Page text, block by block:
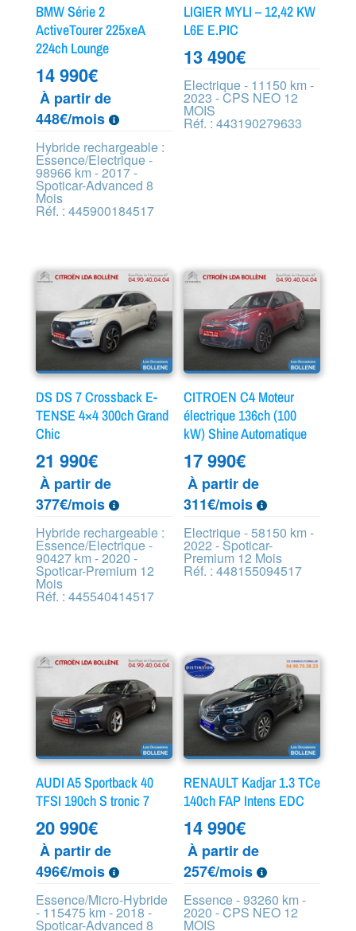
BMW Série 2
ActiveTourer 225xeA
224ch Lounge
14 990€
À partir de
448€/mois
Hybride rechargeable :
Essence/Electrique -
98966 km - 2017 -
Spoticar-Advanced 8
Mois
Réf. : 445900184517
LIGIER MYLI – 12,42 KW
L6E E.PIC
13 490€
Electrique - 11150 km -
2023 - CPS NEO 12
MOIS
Réf. : 443190279633
DS DS 7 Crossback E-
TENSE 4×4 300ch Grand
Chic
21 990€
À partir de
377€/mois
Hybride rechargeable :
Essence/Electrique -
90427 km - 2020 -
Spoticar-Premium 12
Mois
Réf. : 445540414517
CITROEN C4 Moteur
électrique 136ch (100
kW) Shine Automatique
17 990€
À partir de
311€/mois
Electrique - 58150 km -
2022 - Spoticar-
Premium 12 Mois
Réf. : 448155094517
AUDI A5 Sportback 40
TFSI 190ch S tronic 7
20 990€
À partir de
496€/mois
Essence/Micro-Hybride
- 115475 km - 2018 -
Spoticar-Advanced 8
RENAULT Kadjar 1.3 TCe
140ch FAP Intens EDC
14 990€
À partir de
257€/mois
Essence - 93260 km -
2020 - CPS NEO 12
MOIS